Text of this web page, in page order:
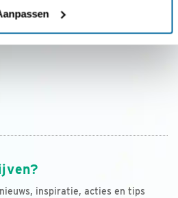
inspiratie, acties en tips